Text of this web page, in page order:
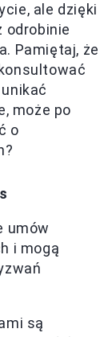
ale dzięki
odrobinie
Pamiętaj, że
może po
o
umów
i mogą
są